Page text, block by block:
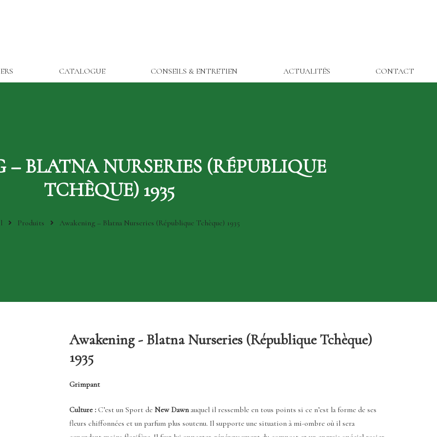
CATALOGUE CONSEILS & ENTRETIEN ACTUALITÉS CONTACT
BLATNA NURSERIES (RÉPUBLIQUE
TCHÈQUE) 1935
Produits Awakening – Blatna Nurseries (République Tchèque) 1935
Awakening - Blatna Nurseries (République Tchèque)
1935
Grimpant
Culture :C’est un Sport de New Dawnauquel il ressemble en tous points si ce n’est la forme de ses
fleurs chiffonnées et un parfum plus soutenu. Il supporte une situation à mi-ombre où il sera